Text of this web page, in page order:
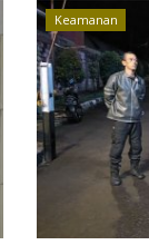
Keamanan